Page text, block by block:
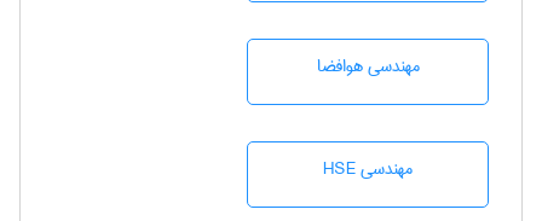
مهندسی هوافضا
مهندسی HSE